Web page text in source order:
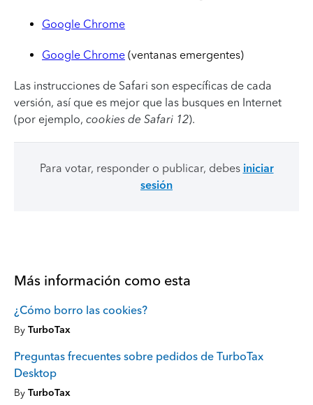
Google Chrome
Google Chrome (ventanas emergentes)
Las instrucciones de Safari son específicas de cada
versión, así que es mejor que las busques en Internet
(por ejemplo, cookies de Safari 12).
Para votar, responder o publicar, debes iniciar
sesión
Más información como esta
¿Cómo borro las cookies?
By TurboTax
Preguntas frecuentes sobre pedidos de TurboTax
Desktop
By TurboTax